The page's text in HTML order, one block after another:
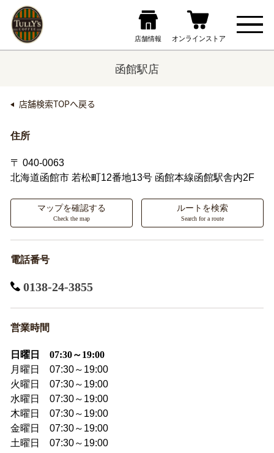
函館駅店
店舗検索TOPへ戻る
住所
〒 040-0063
北海道函館市 若松町12番地13号 函館本線函館駅舎内2F
マップを確認する
Check the map
ルートを検索
Search for a route
電話番号
0138-24-3855
営業時間
日曜日 07:30～19:00
月曜日 07:30～19:00
火曜日 07:30～19:00
水曜日 07:30～19:00
木曜日 07:30～19:00
金曜日 07:30～19:00
土曜日 07:30～19:00